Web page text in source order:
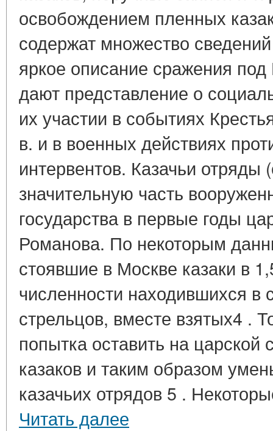
освобождением пленных
содержат множество
яркое описание сражения
дают представление о
их участии в событиях
в. и в военных действиях
интервентов. Казачьи отряды
значительную часть
государства в первые годы
Романова. По некоторым
стоявшие в Москве казаки в
численности находившихся в
стрельцов, вместе взятых4 .
попытка оставить на царской
казаков и таким образом
казачьих отрядов 5 .
Читать далее